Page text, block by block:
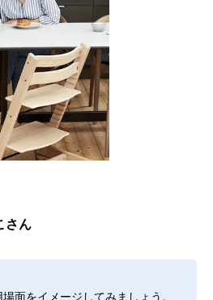
さん
面をイメージしてみましょう。